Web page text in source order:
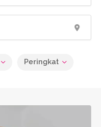
Peringkat